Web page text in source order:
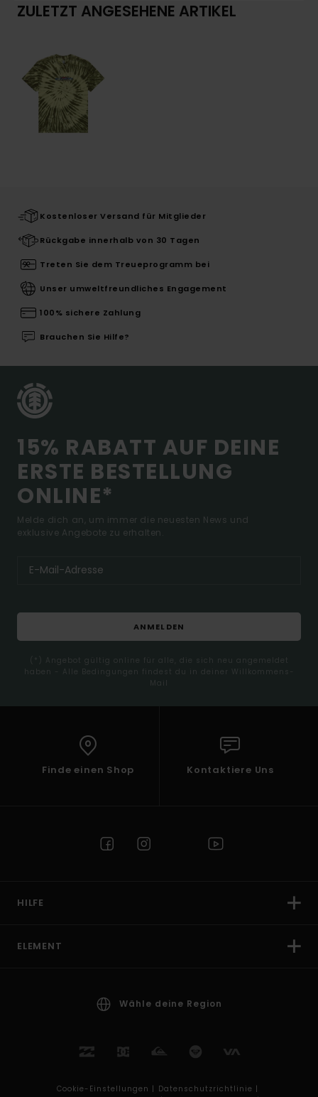
ZULETZT ANGESEHENE ARTIKEL
Kostenloser Versand für Mitglieder
Rückgabe innerhalb von 30 Tagen
Treten Sie dem Treueprogramm bei
Unser umweltfreundliches Engagement
100% sichere Zahlung
Brauchen Sie Hilfe?
15% RABATT AUF DEINE
ERSTE BESTELLUNG
ONLINE*
Melde dich an, um immer die neuesten News und
exklusive Angebote zu erhalten.
ANMELDEN
(*) Angebot gültig online für alle, die sich neu angemeldet
haben - Alle Bedingungen findest du in deiner Willkommens-
Mail
Finde einen Shop Kontaktiere Uns
HILFE
ELEMENT
Wähle deine Region
Cookie-Einstellungen | Datenschutzrichtlinie |